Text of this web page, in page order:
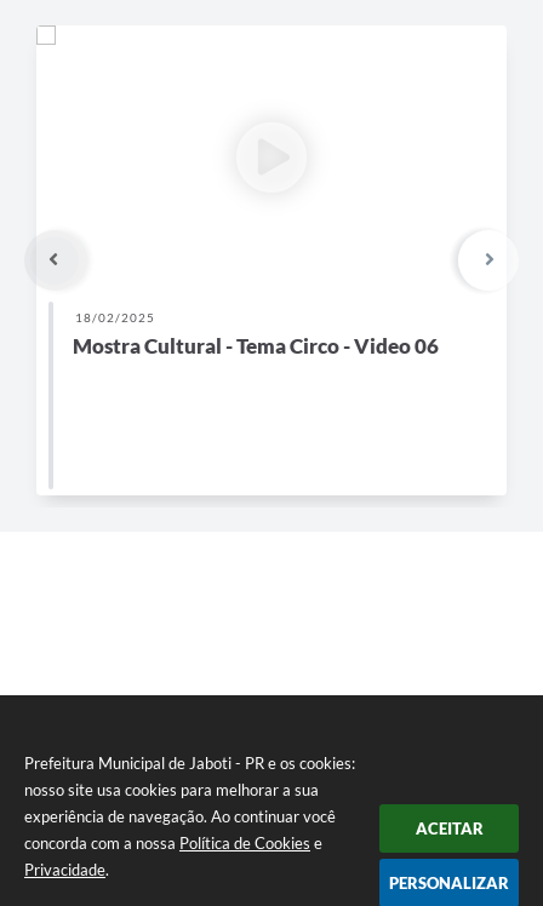
Prefeitura Municipal de Jaboti - PR e os cookies:
nosso site usa cookies para melhorar a sua
experiência de navegação. Ao continuar você
concorda com a nossa Política de Cookies e
Privacidade.
ACEITAR
PERSONALIZAR
18/02/2025
Mostra Cultural - Tema Circo - Video 06